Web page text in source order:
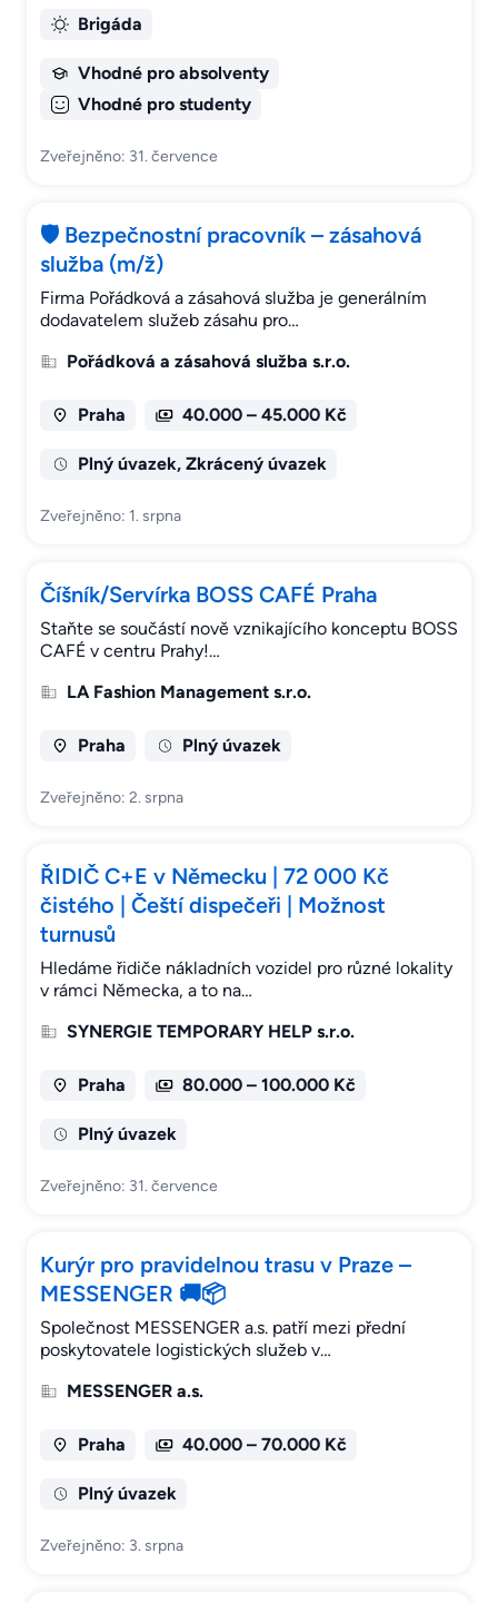
Brigáda
Vhodné pro absolventy
Vhodné pro studenty
Zveřejněno: 31. července
🛡️ Bezpečnostní pracovník – zásahová
služba (m/ž)
Firma Pořádková a zásahová služba je generálním
dodavatelem služeb zásahu pro…
Pořádková a zásahová služba s.r.o.
Praha 40.000 – 45.000 Kč
Plný úvazek, Zkrácený úvazek
Zveřejněno: 1. srpna
Číšník/Servírka BOSS CAFÉ Praha
Staňte se součástí nově vznikajícího konceptu BOSS
CAFÉ v centru Prahy!…
LA Fashion Management s.r.o.
Praha Plný úvazek
Zveřejněno: 2. srpna
ŘIDIČ C+E v Německu | 72 000 Kč
čistého | Čeští dispečeři | Možnost
turnusů
Hledáme řidiče nákladních vozidel pro různé lokality
v rámci Německa, a to na…
SYNERGIE TEMPORARY HELP s.r.o.
Praha 80.000 – 100.000 Kč
Plný úvazek
Zveřejněno: 31. července
Kurýr pro pravidelnou trasu v Praze –
MESSENGER 🚚📦
Společnost MESSENGER a.s. patří mezi přední
poskytovatele logistických služeb v…
MESSENGER a.s.
Praha 40.000 – 70.000 Kč
Plný úvazek
Zveřejněno: 3. srpna